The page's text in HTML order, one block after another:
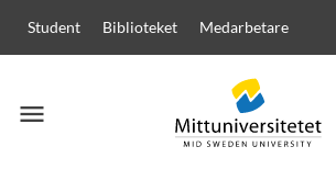
Student Biblioteket Medarbetare
menu
Meny